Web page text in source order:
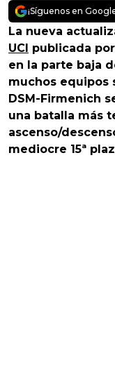
¡Síguenos en
La nueva
UCI publicada
en la parte baja
muchos equipos
DSM-Firmenich
una batalla más
ascenso/
mediocre 15ª